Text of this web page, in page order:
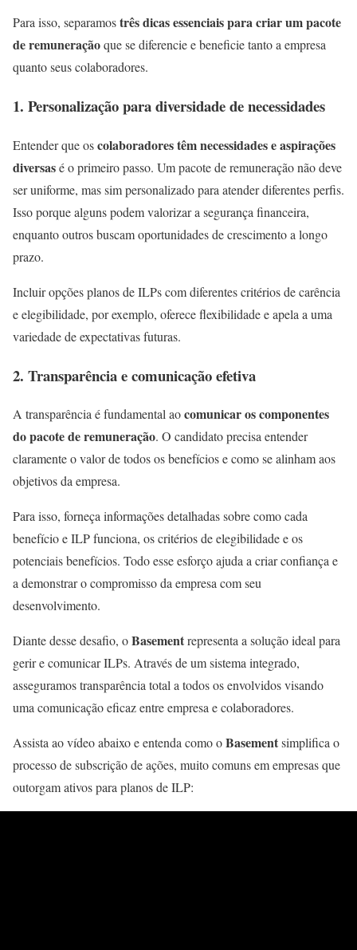
Para isso, separamostrês dicas essenciais para criar um pacote
de remuneraçãoque se diferencie e beneficie tanto a empresa
quanto seus colaboradores.
1. Personalização para diversidade de necessidades
Entender que oscolaboradores têm necessidades e aspirações
diversasé o primeiro passo. Um pacote de remuneração não deve
ser uniforme, mas sim personalizado para atender diferentes perfis.
Isso porque alguns podem valorizar a segurança financeira,
enquanto outros buscam oportunidades de crescimento a longo
prazo.
Incluir opções planos de ILPs com diferentes critérios de carência
e elegibilidade, por exemplo, oferece flexibilidade e apela a uma
variedade de expectativas futuras.
2. Transparência e comunicação efetiva
A transparência é fundamental aocomunicar os componentes
do pacote de remuneração. O candidato precisa entender
claramente o valor de todos os benefícios e como se alinham aos
objetivos da empresa.
Para isso, forneça informações detalhadas sobre como cada
benefício e ILP funciona, os critérios de elegibilidade e os
potenciais benefícios. Todo esse esforço ajuda a criar confiança e
a demonstrar o compromisso da empresa com seu
desenvolvimento.
Diante desse desafio, oBasementrepresenta a solução ideal para
gerir e comunicar ILPs. Através de um sistema integrado,
asseguramos transparência total a todos os envolvidos visando
uma comunicação eficaz entre empresa e colaboradores.
Assista ao vídeo abaixo e entenda como oBasementsimplifica o
processo de subscrição de ações, muito comuns em empresas que
outorgam ativos para planos de ILP: